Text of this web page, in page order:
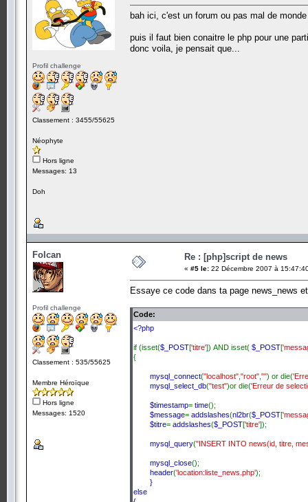
Profil challenge
Classement : 3455/55625
Néophyte
Hors ligne
Messages: 13
Doh
bah ici, c'est un forum ou pas mal de
puis il faut bien conaitre le php pour une
donc voila, je pensait que...
Folcan
Profil challenge
Classement : 535/55625
Membre Héroïque
Hors ligne
Messages: 1520
Re : [php]script de news
« #5 le: 22 Décembre 2007 à
Essaye ce code dans ta page news_news
Code:
<?php
if (isset($_POST['titre']) AND isset( $_POST[
{
mysql_connect("localhost" "root" "") or die(
mysql_select_db("test")or die('Erreur de
$timestamp= time();
$message= addslashes(nl2br($_POST[
$titre= addslashes($_POST['titre']);
mysql_query("INSERT INTO news(id, titre,
mysql_close();
header('location:liste_news.php');
}
else